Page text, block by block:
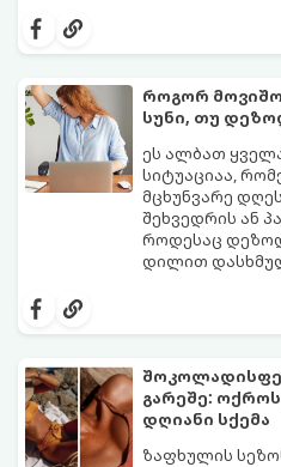
გამონაყარი,
კანის
როგორ
სუნი, თუ
ეს ალბათ
სიტუაციაა,
მცხუნვარე
შეხვედრის ან
როდესაც
დილით
იღლიებში
სუნი არ აქვს.
შესაბამისად,
ბაქტერიების
გამოშრობა.
აი, 5 ყველაზე
რომლებიც
გარეშე:
დღიანი სქემა
ზაფხულის